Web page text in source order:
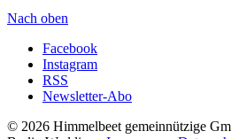
Nach oben
Facebook
Instagram
RSS
Newsletter-Abo
© 2026 Himmelbeet gemeinnützige